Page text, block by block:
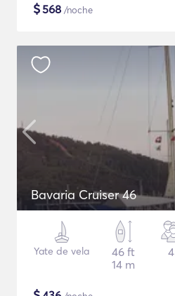
$568 /noche
Bavaria Cruiser 46
Yate de vela
46 ft
14 m
4